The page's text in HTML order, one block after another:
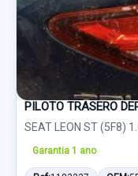
PILOTO TRASERO
SEAT LEON ST (5F8)
Garantia 1 ano